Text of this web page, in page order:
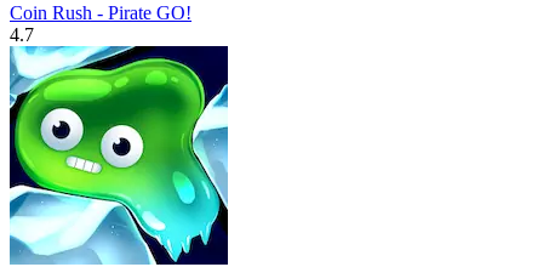
Coin Rush - Pirate GO!
4.7